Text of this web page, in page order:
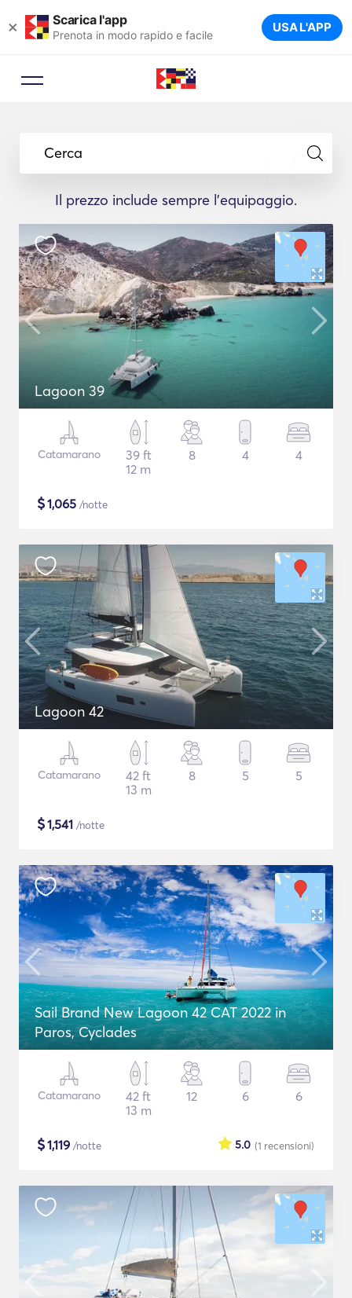
× Scarica l'app
Prenota in modo rapido e facile USA L'APP
Cerca
Il prezzo include sempre l'equipaggio.
Lagoon 39
Catamarano
39 ft
12 m
8 4 4
$1,065 /notte
Lagoon 42
Catamarano
42 ft
13 m
8 5 5
$1,541 /notte
Sail Brand New Lagoon 42 CAT 2022 in
Paros, Cyclades
Catamarano
42 ft
13 m
12 6 6
$1,119 /notte (1 recensioni)
5.0